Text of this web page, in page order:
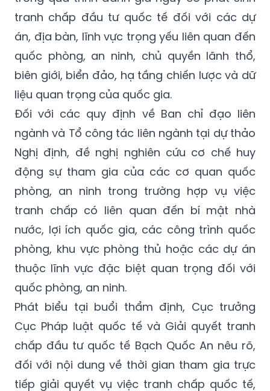
tranh chấp đầu tư quốc tế đối với các dự
án, địa bàn, lĩnh vực trọng yếu liên quan đến
quốc phòng, an ninh, chủ quyền lãnh thổ,
biên giới, biển đảo, hạ tầng chiến lược và dữ
liệu quan trọng của quốc gia.
Đối với các quy định về Ban chỉ đạo liên
ngành và Tổ công tác liên ngành tại dự thảo
Nghị định, đề nghị nghiên cứu cơ chế huy
động sự tham gia của các cơ quan quốc
phòng, an ninh trong trường hợp vụ việc
tranh chấp có liên quan đến bí mật nhà
nước, lợi ích quốc gia, các công trình quốc
phòng, khu vực phòng thủ hoặc các dự án
thuộc lĩnh vực đặc biệt quan trọng đối với
quốc phòng, an ninh.
Phát biểu tại buổi thẩm định, Cục trưởng
Cục Pháp luật quốc tế và Giải quyết tranh
chấp đầu tư quốc tế Bạch Quốc An nêu rõ,
đối với nội dung về thời gian tham gia trực
tiếp giải quyết vụ việc tranh chấp quốc tế,